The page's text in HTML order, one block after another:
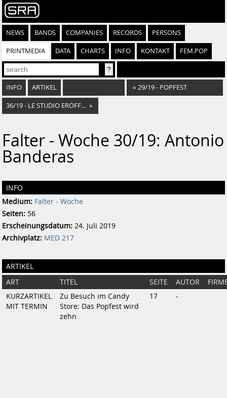
NEWS BANDS COMPANIES RECORDS PERSONS
PRINTMEDIA DATA CHARTS INFO KONTAKT FEM.POP
INFO ARTIKEL « 29/19 - POPFEST
36/19 - LE STUDIO ERÖFFNET »
Falter - Woche 30/19: Antonio
Banderas
INFO
Medium: Falter - Woche
Seiten: 56
Erscheinungsdatum: 24. Juli 2019
Archivplatz: MED 217
ARTIKEL
ART TITEL SEITE AUTOR
KURZARTIKEL
MIT TERMIN
Zu Besuch im Candy
Store: Das Popfest wird
zehn
17 -